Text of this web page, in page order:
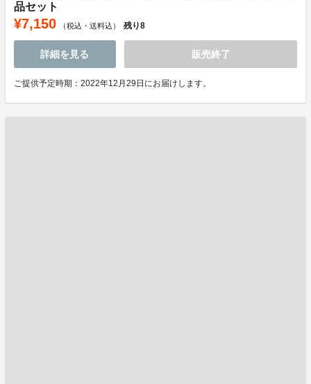
品セット
¥7,150 （税込・送料込） 残り8
詳細を見る 販売終了
ご提供予定時期：2022年12月29日にお届けします。